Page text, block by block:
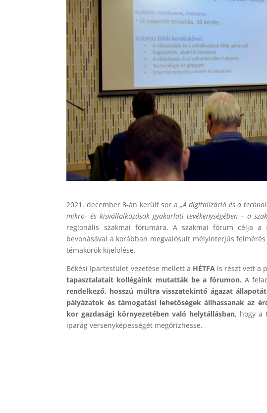
2021. december 8-án került sor a„A digitalizáció és a
mikro- és kisvállalkozások gyakorlati tevékenységében – a
regionális szakmai fórumára. A szakmai fórum célja a
bevonásával a korábban megvalósult mélyinterjús
témakörök kijelölése.
Békési Ipartestület vezetése mellett a HÉTFAis részt vett a
tapasztalatait kollégáink mutatták be a fórumon. A
rendelkező, hosszú múltra visszatekintő ágazat
pályázatok és támogatási lehetőségek állhassanak az
kor gazdasági környezetében való helytállásban, hogy a
iparág versenyképességét megőrizhesse.